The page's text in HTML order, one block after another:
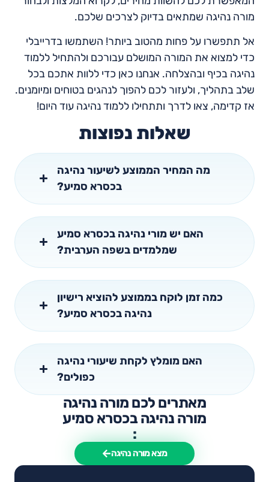
מורה נהיגה שמתאים בדיוק לצרכים שלכם.
אל תתפשרו על פחות מהטוב ביותר! השתמשו בדרייבלי
כדי למצוא את המורה המושלם עבורכם ולהתחיל ללמוד
נהיגה בכיף ובהצלחה. אנחנו כאן כדי ללוות אתכם בכל
שלב בתהליך, ולעזור לכם להפוך לנהגים בטוחים ומיומנים.
אז קדימה, צאו לדרך ותתחילו ללמוד נהיגה עוד היום!
שאלות נפוצות
מה המחיר הממוצע לשיעור נהיגה
בכסרא סמיע?
האם יש מורי נהיגה בכסרא סמיע
שמלמדים בשפה הערבית?
כמה זמן לוקח בממוצע להוציא רישיון
נהיגה בכסרא סמיע?
האם מומלץ לקחת שיעורי נהיגה
כפולים?
מאתרים לכם מורה נהיגה
מורה נהיגה בכסרא סמיע
:
מצא מורה נהיגה